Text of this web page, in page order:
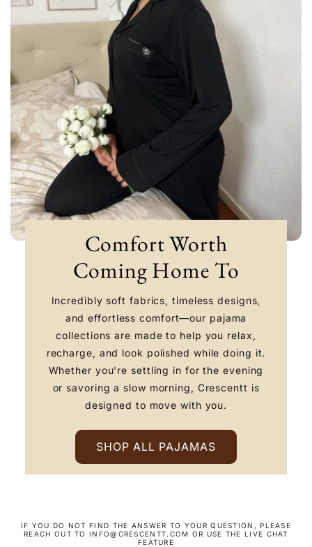
Comfort Worth
Coming Home To
Incredibly soft fabrics, timeless designs,
and effortless comfort—our pajama
collections are made to help you relax,
recharge, and look polished while doing it.
Whether you're settling in for the evening
or savoring a slow morning, Crescentt is
designed to move with you.
SHOP ALL PAJAMAS
IF YOU DO NOT FIND THE ANSWER TO YOUR QUESTION, PLEASE
REACH OUT TO INFO@CRESCENTT.COM OR USE THE LIVE CHAT
FEATURE